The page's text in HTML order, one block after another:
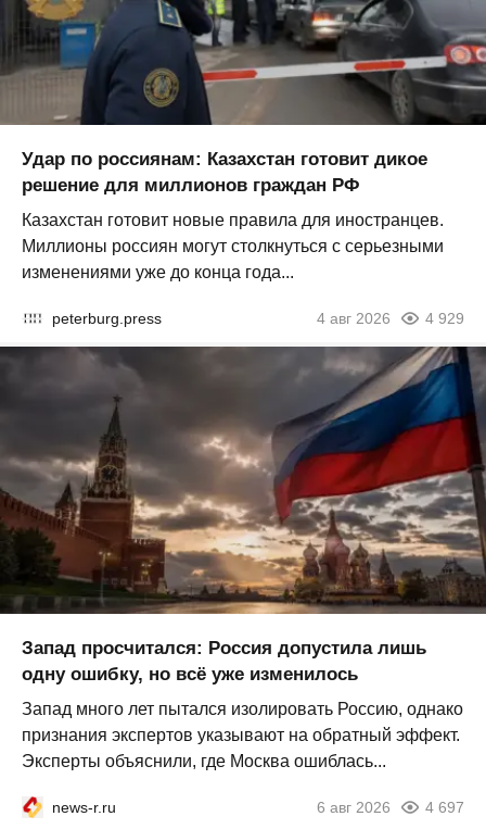
Удар по россиянам: Казахстан готовит дикое
решение для миллионов граждан РФ
Казахстан готовит новые правила для иностранцев.
Миллионы россиян могут столкнуться с серьезными
изменениями уже до конца года...
peterburg.press 4 авг 2026 4 929
Запад просчитался: Россия допустила лишь
одну ошибку, но всё уже изменилось
Запад много лет пытался изолировать Россию, однако
признания экспертов указывают на обратный эффект.
Эксперты объяснили, где Москва ошиблась...
news-r.ru 6 авг 2026 4 697